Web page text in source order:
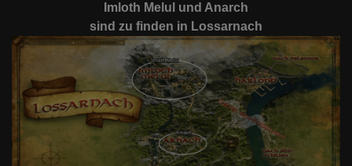
Imloth Melul und Anarch
sind zu finden in Lossarnach